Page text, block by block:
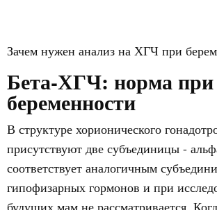
Зачем нужен анализ на ХГЧ при
Бета-ХГЧ: норма при
беременности
В структуре хорионического
присутствуют две субъединицы -
соответствует аналогичным
гипофизарных гормонов и при
будущих мам не рассматривается.